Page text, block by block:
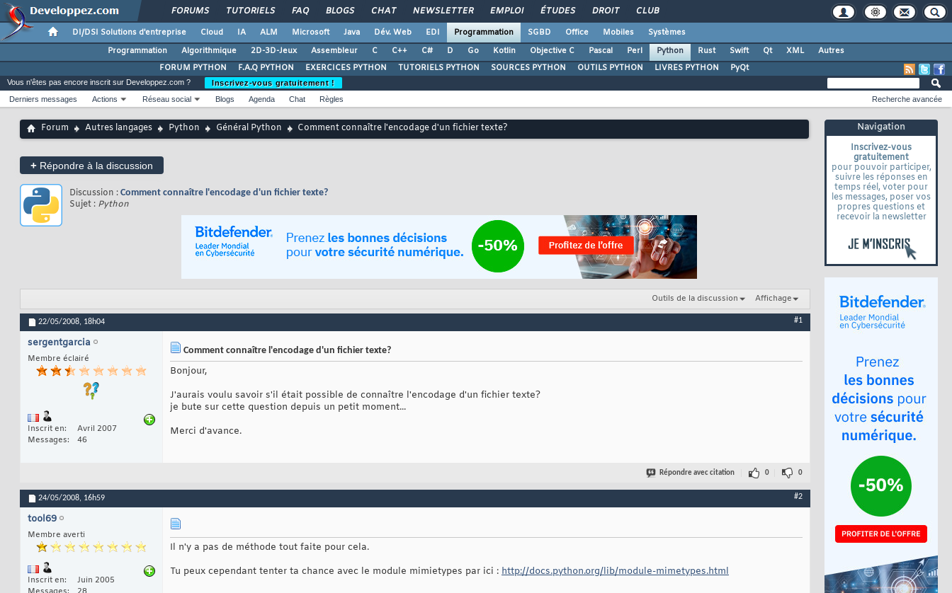
FORUMS TUTORIELS FAQ BLOGS CHAT NEWSLETTER EMPLOI ÉTUDES DROIT CLUB
DI/DSI Solutions d'entreprise Cloud IA ALM Microsoft Java Dév. Web EDI Programmation SGBD Office Mobiles
Systèmes
Programmation
Algorithmique 2D-3D-Jeux Assembleur C C++ C# D Go Kotlin Objective C Pascal Perl Python Rust Swift Qt XML
Autres
FORUM PYTHON
F.A.Q PYTHON EXERCICES PYTHON TUTORIELS PYTHON SOURCES PYTHON OUTILS PYTHON LIVRES PYTHON PyQt
Navigation
Inscrivez-vous
gratuitement
pour pouvoir participer,
suivre les réponses en
temps réel, voter pour
les messages, poser vos
propres questions et
recevoir la newsletter
Vous n'êtes pas encore inscrit sur Developpez.com ?
Inscrivez-vous gratuitement !
Derniers messages
Actions Réseau social Blogs Agenda Chat Règles Recherche avancée
Forum Autres langages Python Général Python Comment connaître l'encodage d'un fichier texte?
+ Répondre à la discussion
Discussion : Comment connaître l'encodage d'un fichier texte?
Sujet : Python
Outils de la discussion Affichage
22/05/2008, 18h04 #1
sergentgarcia
Membre éclairé
Inscrit en
Avril 2007
Messages
46
Comment connaître l'encodage d'un fichier texte?
Bonjour,
J'aurais voulu savoir s'il était possible de connaître l'encodage d'un fichier texte?
je bute sur cette question depuis un petit moment...
Merci d'avance.
Répondre avec citation 0 0
24/05/2008, 16h59 #2
tool69
Membre averti
Inscrit en
Juin 2005
Il n'y a pas de méthode tout faite pour cela.
Tu peux cependant tenter ta chance avec le module mimietypes par ici : http://docs.python.org/lib/module-mimetypes.html